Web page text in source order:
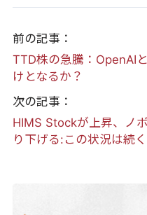
前の記事：
TTD株の急騰：OpenAI
けとなるか？
次の記事：
HIMS Stockが上昇、ノ
り下げる:この状況は続